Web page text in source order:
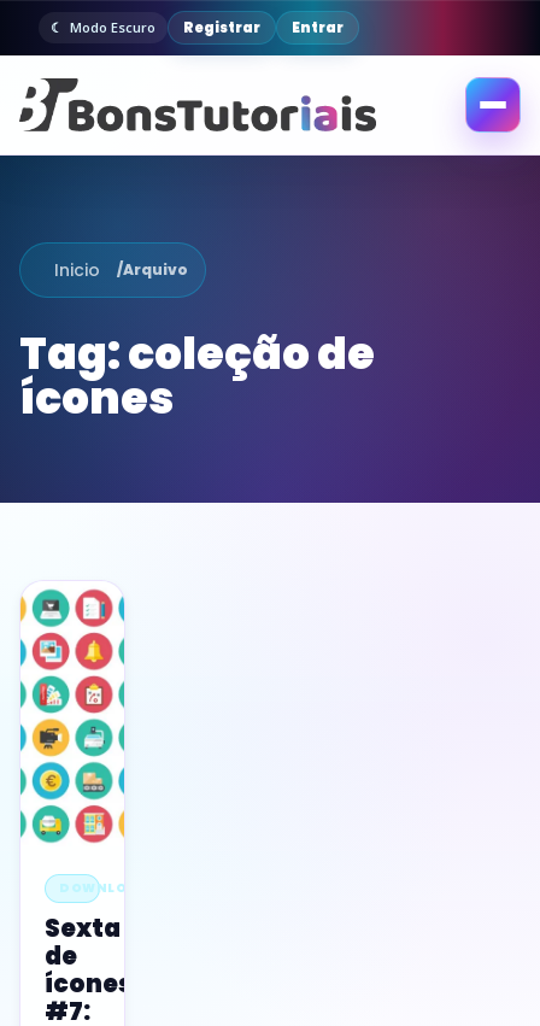
Modo Escuro Registrar Entrar
Abrir
Inicio /Arquivo
Tag:coleção de
ícones
DOWNLOADS
Sexta
de
ícones
#7: